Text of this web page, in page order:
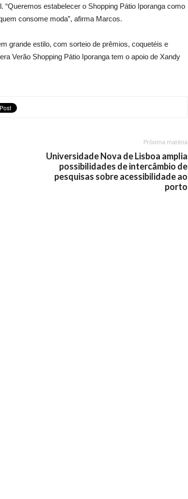
estabelecer o Shopping Pátio Iporanga como
consome moda”, afirma Marcos.
grande estilo, com sorteio de prêmios, coquetéis e
Verão Shopping Pátio Iporanga tem o apoio de Xandy
Próxima matéria
Universidade Nova de Lisboa amplia
possibilidades de intercâmbio de
pesquisas sobre acessibilidade ao
porto